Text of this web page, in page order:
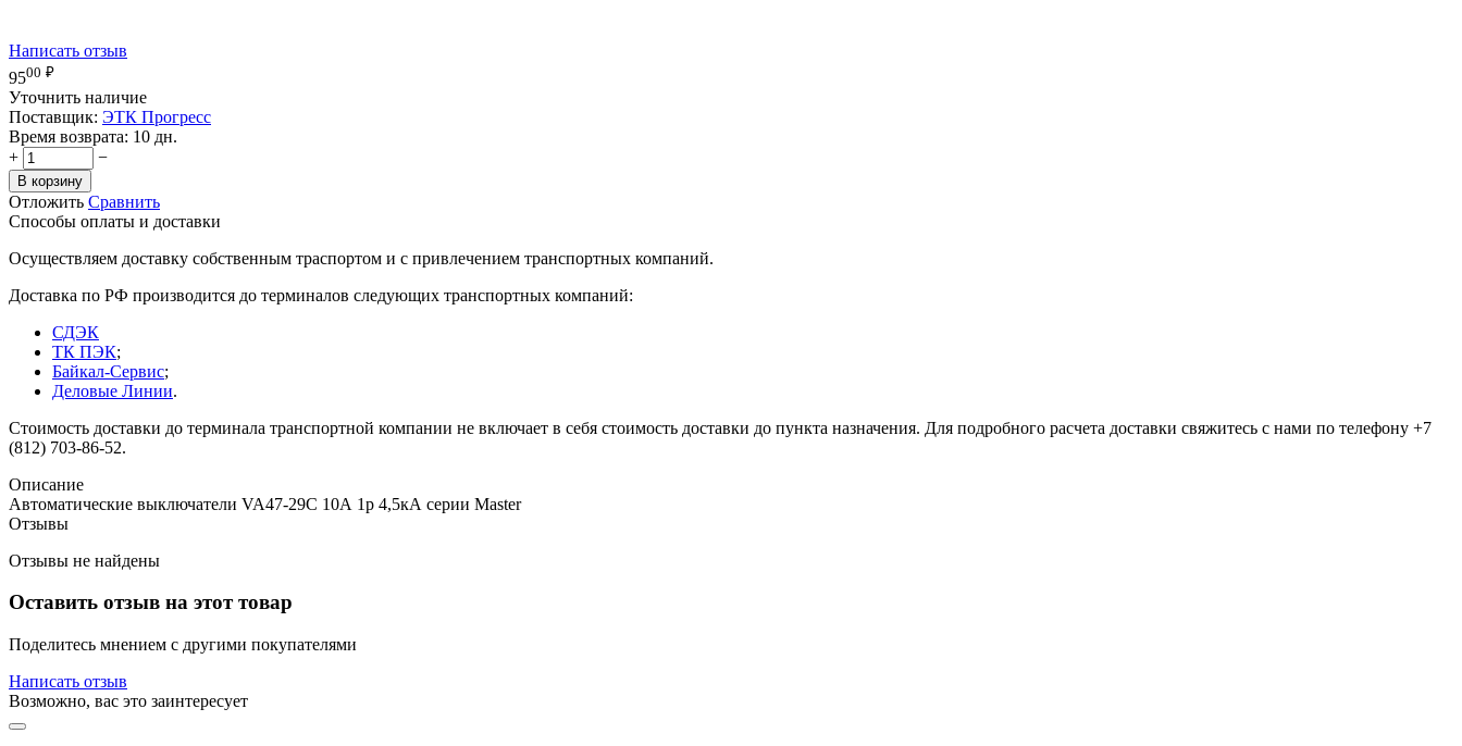
Написать отзыв
9500 ₽
Уточнить наличие
Поставщик: ЭТК Прогресс
Время возврата: 10 дн.
+
−
В корзину
Отложить Сравнить
Способы оплаты и доставки
Осуществляем доставку собственным траспортом и с привлечением транспортных компаний.
Доставка по РФ производится до терминалов следующих транспортных компаний:
СДЭК
ТК ПЭК;
Байкал-Сервис;
Деловые Линии.
Стоимость доставки до терминала транспортной компании не включает в себя стоимость доставки до пункта назначения. Для подробного расчета доставки свяжитесь с нами по телефону +7
(812) 703-86-52.
Описание
Автоматические выключатели VA47-29С 10А 1p 4,5кА серии Master
Отзывы
Отзывы не найдены
Оставить отзыв на этот товар
Поделитесь мнением с другими покупателями
Написать отзыв
Возможно, вас это заинтересует